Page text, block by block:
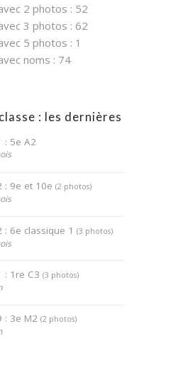
2 photos : 52
3 photos : 62
5 photos : 1
noms : 74
: les dernières
: 5e A2
: 9e et 10e(2 photos)
: 6e classique 1(3 photos)
: 1re C3(3 photos)
: 3e M2(2 photos)